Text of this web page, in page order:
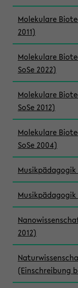
Molekulare
2011)
Molekulare
SoSe 2022)
Molekulare
SoSe 2012)
Molekulare
SoSe 2004)
Musikpädagogik
2012)
(Einschreibung